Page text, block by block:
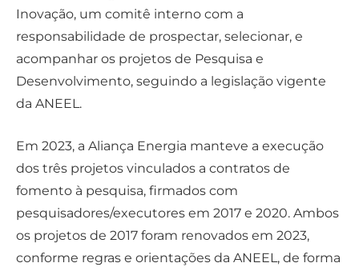
Inovação, um comitê interno com a
responsabilidade de prospectar, selecionar, e
acompanhar os projetos de Pesquisa e
Desenvolvimento, seguindo a legislação vigente
da ANEEL.
Em 2023, a Aliança Energia manteve a execução
dos três projetos vinculados a contratos de
fomento à pesquisa, firmados com
pesquisadores/executores em 2017 e 2020. Ambos
os projetos de 2017 foram renovados em 2023,
conforme regras e orientações da ANEEL, de forma